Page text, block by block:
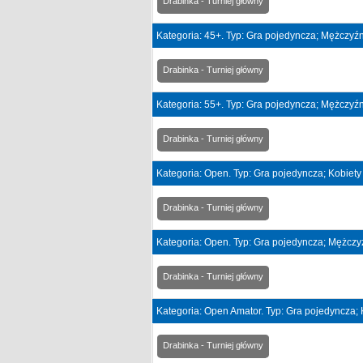
Kategoria: 45+. Typ: Gra pojedyncza;
Drabinka - Turniej główny
Kategoria: 55+. Typ: Gra pojedyncza;
Drabinka - Turniej główny
Kategoria: Open. Typ: Gra pojedyncza; Kobiety
Drabinka - Turniej główny
Kategoria: Open. Typ: Gra pojedyncza;
Drabinka - Turniej główny
Kategoria: Open Amator. Typ: Gra pojedyncza;
Drabinka - Turniej główny